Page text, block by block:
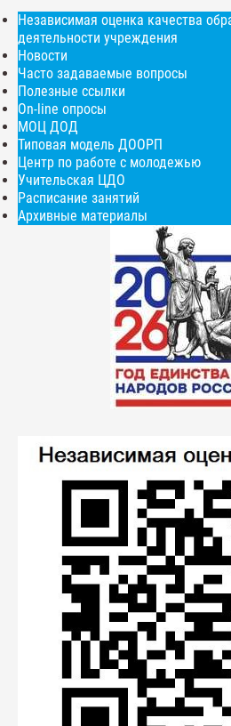
Независимая оценка качества
деятельности учреждения
Новости
Часто задаваемые вопросы
Полезные ссылки
On-line опросы
МОЦ ДОД
Типовая модель ДООРП
Центр по работе с молодежью
Учительская ЦДО
Расписание занятий
Архивные материалы